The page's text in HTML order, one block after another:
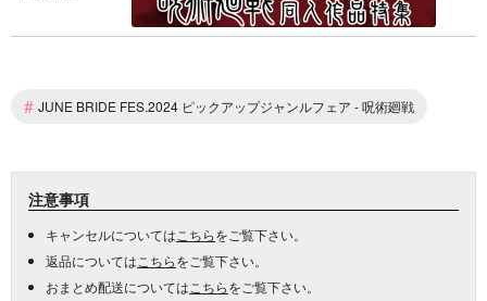
# JUNE BRIDE FES.2024 ピックアップジャンルフェア - 呪術廻戦
注意事項
キャンセルについては こちらをご覧下さい。
返品については こちらをご覧下さい。
おまとめ配送については こちらをご覧下さい。